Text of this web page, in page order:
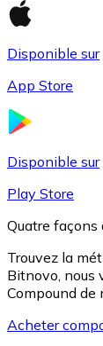
Disponible sur
App Store
Disponible sur
Play Store
Quatre façons
Trouvez la
Bitnovo, nous
Compound de
Acheter